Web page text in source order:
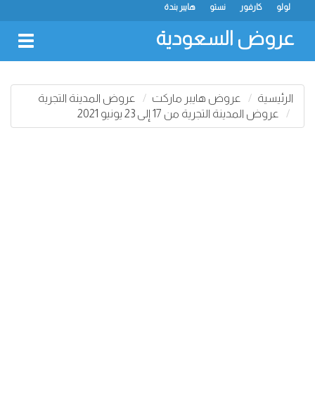
هايبر بندة نستو كارفور لولو
عروض السعودية
الرئيسية عروض هايبر ماركت
عروض المدينة التجرية
عروض المدينة التجرية من 17 إلى 23 يونيو 2021